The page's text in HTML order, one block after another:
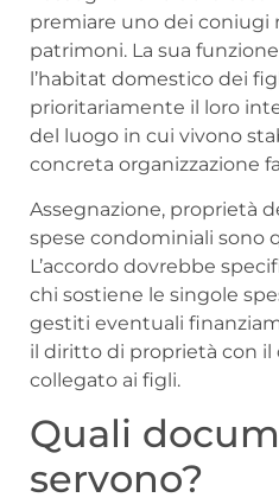
premiare uno dei coniugi
patrimoni. La sua
l’habitat domestico dei
prioritariamente il loro
del luogo in cui vivono
concreta organizzazione
Assegnazione, proprietà
spese condominiali sono
L’accordo dovrebbe
chi sostiene le singole
gestiti eventuali
il diritto di proprietà con
collegato ai figli.
Quali
servono?